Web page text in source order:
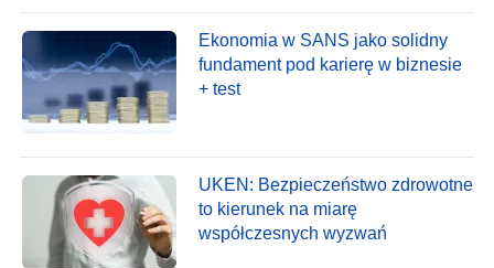
Ekonomia w SANS jako solidny
fundament pod karierę w biznesie
+ test
UKEN: Bezpieczeństwo zdrowotne
to kierunek na miarę
współczesnych wyzwań